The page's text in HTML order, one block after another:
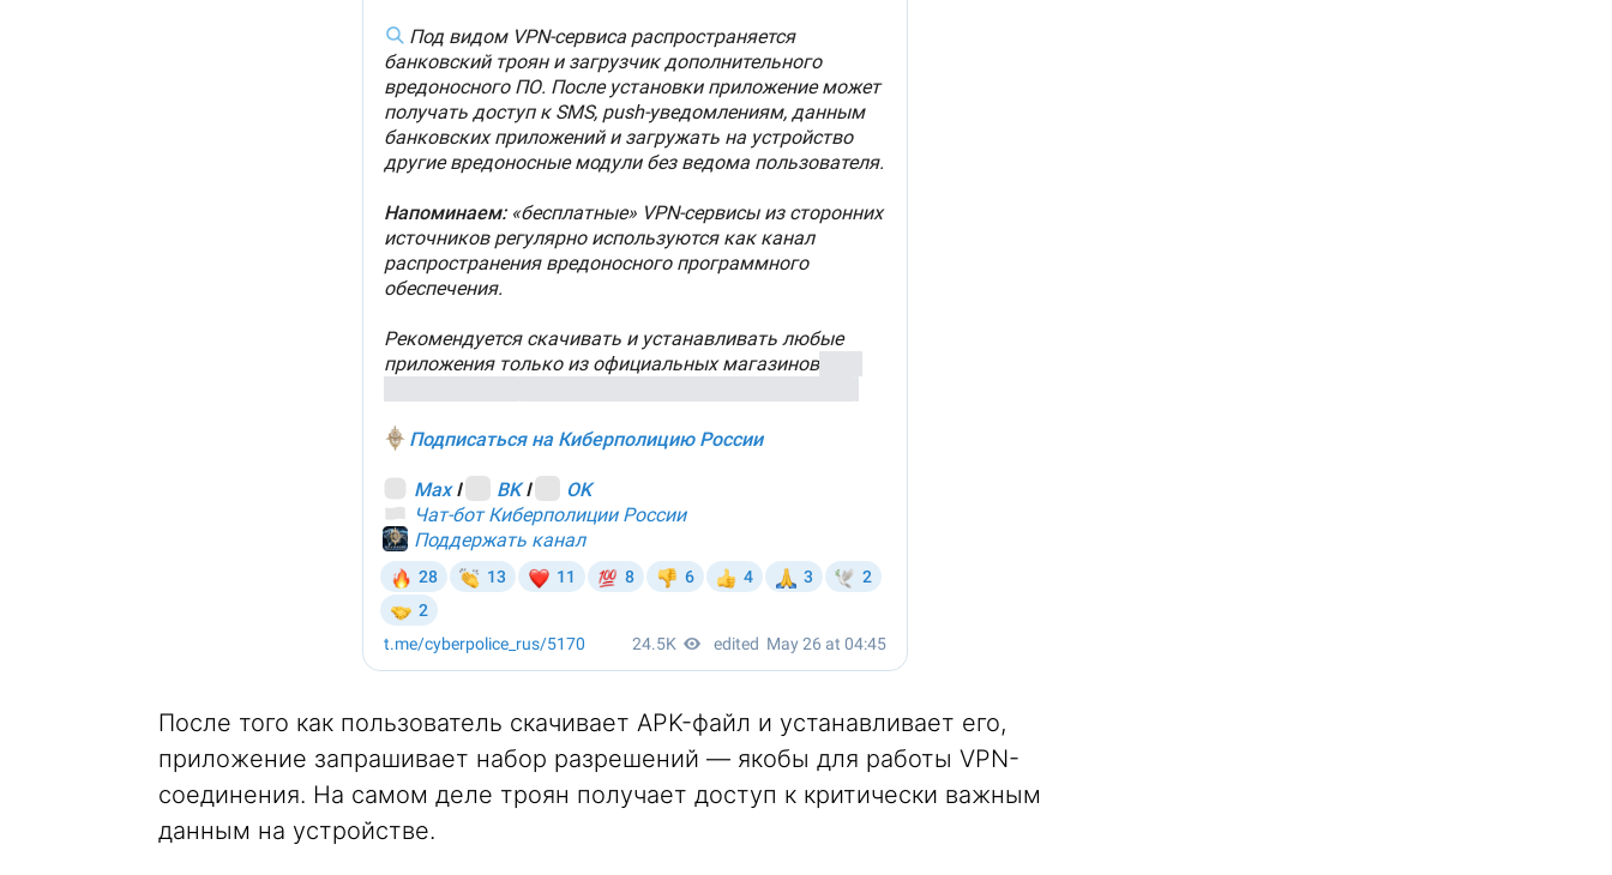
После того как пользователь скачивает APK-файл и устанавливает его,
приложение запрашивает набор разрешений — якобы для работы VPN-
соединения. На самом деле троян получает доступ к критически важным
данным на устройстве.